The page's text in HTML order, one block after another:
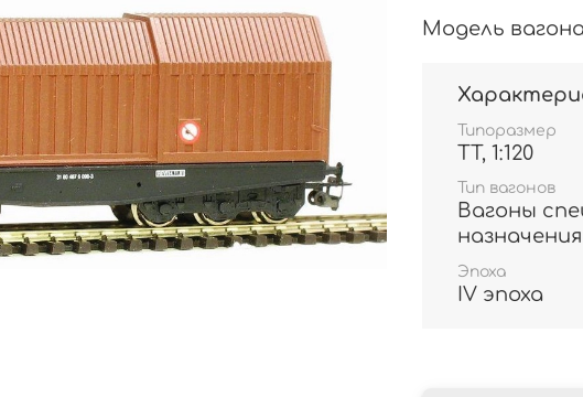
Модель вагона
Типоразмер
TT, 1:120
Тип вагонов
Вагоны
назначения
Эпоха
IV эпоха